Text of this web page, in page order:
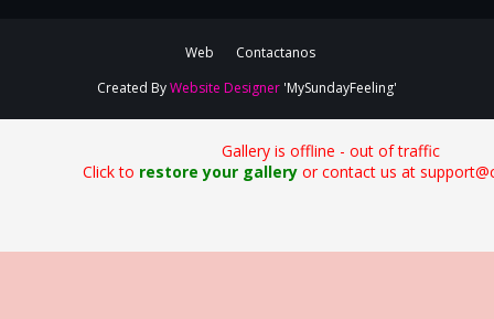
Web
Contactanos
Created ByWebsite Designer 'MySundayFeeling'
Gallery is offline - out of traffic
Click to restore your galleryor contact us at